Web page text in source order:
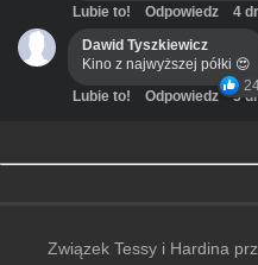
Lubie to! Odpowiedz
4
Dawid Tyszkiewicz
Kino z najwyższej półki 😍
Lubie to! Odpowiedz 3
Związek Tessy i Hardina